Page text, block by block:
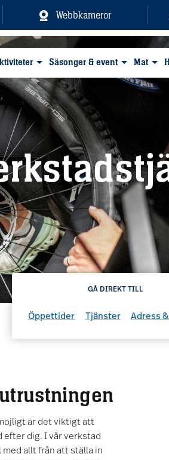
Webbkameror
Säsonger & event Mat
GÅ DIREKT TILL
Öppettider Tjänster Adress
är det viktigt att
efter dig. I vår verkstad
allt från att ställa in